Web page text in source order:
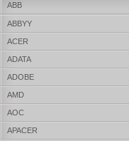
ABB
ABBYY
ACER
ADATA
ADOBE
AMD
AOC
APACER